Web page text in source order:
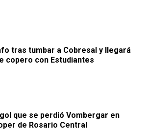
tras tumbar a Cobresal y llegará
copero con Estudiantes
que se perdió Vombergar en
de Rosario Central